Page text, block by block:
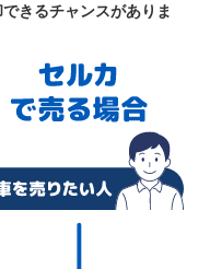
きるチャンスがありま